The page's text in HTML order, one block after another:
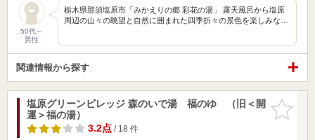
50代～
男性
栃木県那須塩原市「みかえりの郷 彩花の湯」 露天風呂から塩原
周辺の山々の眺望と自然に囲まれた四季折々の景色を楽しみな…
関連情報から探す
お気に入
りに追加
塩原グリーンビレッジ 森のいで湯 福のゆ （旧＜開
運＞福の湯）
3.2点/ 18 件